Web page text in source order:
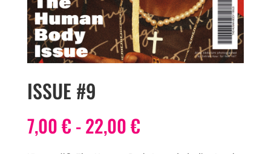
ISSUE #9
7,00€ -22,00€Fascia
di